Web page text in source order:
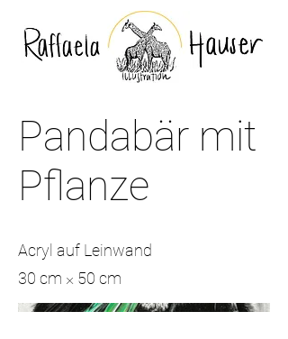
Pandabär mit
Pflanze
Acryl auf Leinwand
30 cm × 50 cm